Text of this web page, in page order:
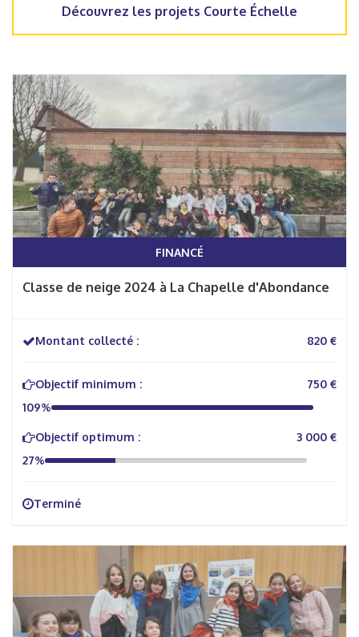
Découvrez les projets Courte Échelle
FINANCÉ
Classe de neige 2024 à La Chapelle d'Abondance
Montant collecté : 820 €
Objectif minimum :
750 €
109%
Objectif optimum :
3 000 €
27%
Terminé